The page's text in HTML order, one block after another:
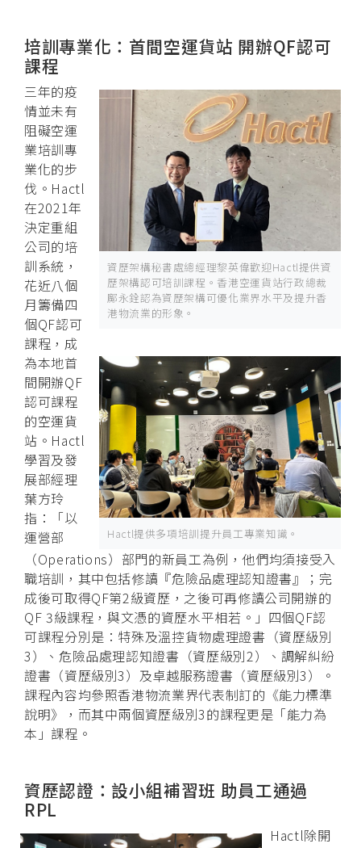
培訓專業化：首間空運貨站 開辦QF認可
課程
資歷架構秘書處總經理黎英偉歡迎Hactl提供資
歷架構認可培訓課程。香港空運貨站行政總裁
鄺永銓認為資歷架構可優化業界水平及提升香
港物流業的形象。
Hactl提供多項培訓提升員工專業知識。
三年的疫
情並未有
阻礙空運
業培訓專
業化的步
伐。Hactl
在2021年
決定重組
公司的培
訓系統，
花近八個
月籌備四
個QF認可
課程，成
為本地首
間開辦QF
認可課程
的空運貨
站。Hactl
學習及發
展部經理
葉方玲
指：「以
運營部
（Operations）部門的新員工為例，他們均須接受入
職培訓，其中包括修讀『危險品處理認知證書』；完
成後可取得QF第2級資歷，之後可再修讀公司開辦的
QF 3級課程，與文憑的資歷水平相若。」四個QF認
可課程分別是：特殊及溫控貨物處理證書（資歷級別
3）、危險品處理認知證書（資歷級別2）、調解糾紛
證書（資歷級別3）及卓越服務證書（資歷級別3）。
課程內容均參照香港物流業界代表制訂的《能力標準
說明》，而其中兩個資歷級別3的課程更是「能力為
本」課程。
資歷認證：設小組補習班 助員工通過
RPL
Hactl除開